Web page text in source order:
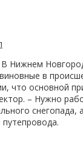
Нижнем
в
что основной
– Нужно